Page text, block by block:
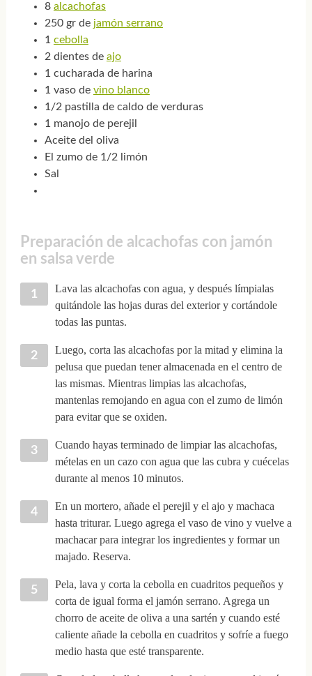
8 alcachofas
250 gr de jamón serrano
1 cebolla
2 dientes de ajo
1 cucharada de harina
1 vaso de vino blanco
1/2 pastilla de caldo de verduras
1 manojo de perejil
Aceite del oliva
El zumo de 1/2 limón
Sal
Preparación de alcachofas con jamón
en salsa verde
Lava las alcachofas con agua, y después límpialas
quitándole las hojas duras del exterior y cortándole
todas las puntas.
Luego, corta las alcachofas por la mitad y elimina la
pelusa que puedan tener almacenada en el centro de
las mismas. Mientras limpias las alcachofas,
mantenlas remojando en agua con el zumo de limón
para evitar que se oxiden.
Cuando hayas terminado de limpiar las alcachofas,
mételas en un cazo con agua que las cubra y cuécelas
durante al menos 10 minutos.
En un mortero, añade el perejil y el ajo y machaca
hasta triturar. Luego agrega el vaso de vino y vuelve a
machacar para integrar los ingredientes y formar un
majado. Reserva.
Pela, lava y corta la cebolla en cuadritos pequeños y
corta de igual forma el jamón serrano. Agrega un
chorro de aceite de oliva a una sartén y cuando esté
caliente añade la cebolla en cuadritos y sofríe a fuego
medio hasta que esté transparente.